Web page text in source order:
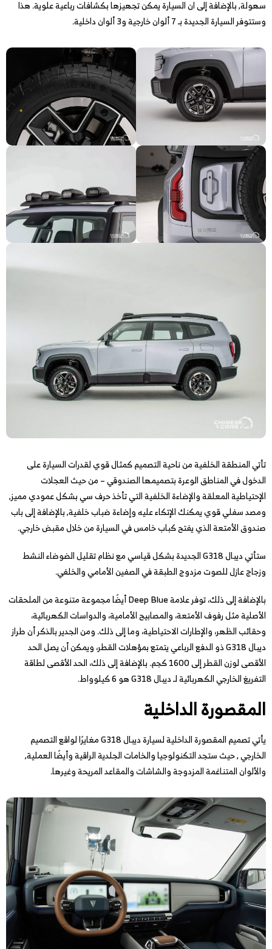
سهولة, بالإضافة إلى ان السيارة يمكن تجهيزها بكشافات رباعية علوية. هذا
وستتوفر السيارة الجديدة بـ 7 ألوان خارجية و3 ألوان داخلية.
تأتي المنطقة الخلفية من ناحية التصميم كمثال قوي لقدرات السيارة على
الدخول في المناطق الوعرة بتصميمها الصندوقي – من حيث العجلات
الإحتياطية المعلقة والإضاءة الخلفية التي تأخذ حرف سي بشكل عمودي مميز,
ومصد سفلي قوي يمكنك الإتكاء عليه وإضاءة ضباب خلفية, بالإضافة إلى باب
صندوق الأمتعة الذي يفتح كباب خامس في السيارة من خلال مقبض خارجي.
ستأتي ديبال G318 الجديدة بشكل قياسي مع نظام تقليل الضوضاء النشط
وزجاج عازل للصوت مزدوج الطبقة في الصفين الأمامي والخلفي.
بالإضافة إلى ذلك، توفر علامة Deep Blue أيضًا مجموعة متنوعة من الملحقات
الأصلية مثل رفوف الأمتعة، والمصابيح الأمامية، والدواسات الكهربائية،
وحقائب الظهر، والإطارات الاحتياطية، وما إلى ذلك. ومن الجدير بالذكر أن طراز
ديبال G318 ذو الدفع الرباعي يتمتع بمؤهلات القطر، ويمكن أن يصل الحد
الأقصى لوزن القطر إلى 1600 كجم. بالإضافة إلى ذلك، الحد الأقصى لطاقة
التفريغ الخارجي الكهربائية لـ ديبال G318 هو 6 كيلوواط.
المقصورة الداخلية
يأتي تصميم المقصورة الداخلية لسيارة ديبال G318 مغايرًا لواقع التصميم
الخارجي , حيث ستجد التكنولوجيا والخامات الجلدية الراقية وأيضًا العملية,
والألوان المتناغمة المزدوجة والشاشات والمقاعد المريحة وغيرها.